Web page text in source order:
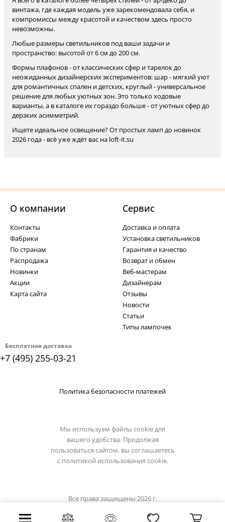
винтажа, где каждая модель уже зарекомендовала себя, и
компромиссы между красотой и качеством здесь просто
невозможны.
Любые размеры светильников под ваши задачи и
пространство: высотой от 6 см до 200 см.
Формы плафонов - от классических сфер и тарелок до
неожиданных дизайнерских экспериментов: шар - мягкий уют
для романтичных спален и детских, круглый - универсальное
решение для любых уютных зон. Это только ходовые
варианты, а в каталоге их гораздо больше - от уютных сфер до
дерзких асимметрий.
Ищете идеальное освещение? От простых ламп до новинок
2026 года - всё уже ждёт вас на loft-it.su
Бесплатная доставка
+7 (495) 255-03-21
О компании
Контакты
Фабрики
По странам
Распродажа
Новинки
Акции
Карта сайта
Cервис
Доставка и оплата
Установка светильников
Гарантия и качество
Возврат и обмен
Веб-мастерам
Дизайнерам
Отзывы
Новости
Статьи
Типы лампочек
Политика безопасности платежей
Мы используем файлы cookie для
вашего удобства. Продолжая
пользоваться сайтом, вы соглашаетесь
с политикой использования cookie.
Все права защищены 2026 г.